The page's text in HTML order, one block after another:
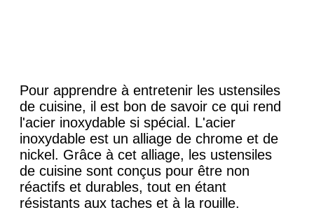
Pour apprendre à entretenir les ustensiles
de cuisine, il est bon de savoir ce qui rend
l'acier inoxydable si spécial. L'acier
inoxydable est un alliage de chrome et de
nickel. Grâce à cet alliage, les ustensiles
de cuisine sont conçus pour être non
réactifs et durables, tout en étant
résistants aux taches et à la rouille.